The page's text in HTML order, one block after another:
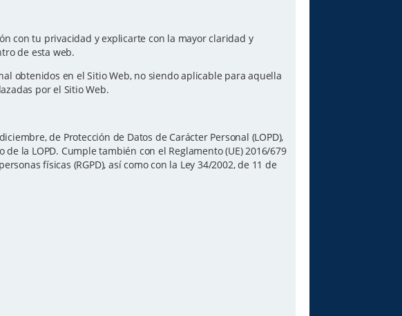
con tu privacidad y explicarte con la mayor claridad y
de esta web.
obtenidos en el Sitio Web, no siendo aplicable para aquella
por el Sitio Web.
de Protección de Datos de Carácter Personal (LOPD),
la LOPD. Cumple también con el Reglamento (UE) 2016/679
físicas (RGPD), así como con la Ley 34/2002, de 11 de